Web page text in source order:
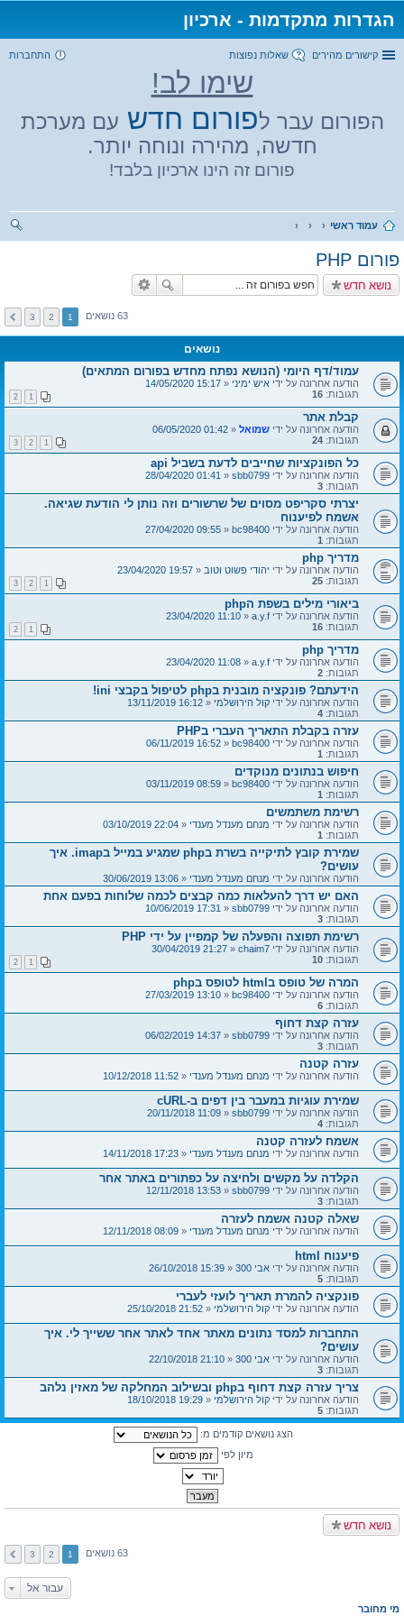
הגדרות מתקדמות - ארכיון
קישורים מהירים שאלות נפוצות התחברות
שימו לב!
הפורום עבר לפורום חדש עם מערכת
חדשה, מהירה ונוחה יותר.
פורום זה הינו ארכיון בלבד!
עמוד ראשי
פורום PHP
נושא חדש
63 נושאים 1
2
3
נושאים
עמוד/דף היומי (הנושא נפתח מחדש בפורום המתאים)
הודעה אחרונה על ידי איש ימיני «
15:17 14/05/2020
תגובות: 16
1
2
קבלת אתר
הודעה אחרונה על ידי שמואל «
01:42 06/05/2020
תגובות: 24
1
2
3
כל הפונקציות שחייבים לדעת בשביל api
הודעה אחרונה על ידי sbb0799
«
01:41 28/04/2020
תגובות: 3
יצרתי סקריפט מסוים של שרשורים וזה נותן לי הודעת שגיאה.
אשמח לפיענוח
הודעה אחרונה על ידי bc98400
«
09:55 27/04/2020
תגובות: 1
מדריך php
הודעה אחרונה על ידי יהודי פשוט וטוב «
19:57 23/04/2020
תגובות: 25
1
2
3
ביאורי מילים בשפת הphp
הודעה אחרונה על ידי a.y.f
«
11:10 23/04/2020
תגובות: 16
1
2
מדריך php
הודעה אחרונה על ידי a.y.f
«
11:08 23/04/2020
תגובות: 2
הידעתם? פונקציה מובנית בphp לטיפול בקבצי ini!
הודעה אחרונה על ידי קול הירושלמי «
16:12 13/11/2019
תגובות: 4
עזרה בקבלת התאריך העברי בPHP
הודעה אחרונה על ידי bc98400
«
16:52 06/11/2019
תגובות: 1
חיפוש בנתונים מנוקדים
הודעה אחרונה על ידי bc98400
«
08:59 03/11/2019
תגובות: 1
רשימת משתמשים
הודעה אחרונה על ידי מנחם מענדל מענדי «
22:04 03/10/2019
תגובות: 1
שמירת קובץ לתיקייה בשרת בphp שמגיע במייל בimap. איך
עושים?
הודעה אחרונה על ידי מנחם מענדל מענדי «
13:06 30/06/2019
האם יש דרך להעלאות כמה קבצים לכמה שלוחות בפעם אחת
הודעה אחרונה על ידי sbb0799
«
17:31 10/06/2019
תגובות: 3
רשימת תפוצה והפעלה של קמפיין על ידי PHP
הודעה אחרונה על ידי chaim7
«
21:27 30/04/2019
תגובות: 10
1
2
המרה של טופס בhtml לטופס בphp
הודעה אחרונה על ידי bc98400
«
13:10 27/03/2019
תגובות: 6
עזרה קצת דחוף
הודעה אחרונה על ידי sbb0799
«
14:37 06/02/2019
תגובות: 3
עזרה קטנה
הודעה אחרונה על ידי מנחם מענדל מענדי «
11:52 10/12/2018
שמירת עוגיות במעבר בין דפים ב-cURL
הודעה אחרונה על ידי sbb0799
«
11:09 20/11/2018
תגובות: 4
אשמח לעזרה קטנה
הודעה אחרונה על ידי מנחם מענדל מענדי «
17:23 14/11/2018
הקלדה על מקשים ולחיצה על כפתורים באתר אחר
הודעה אחרונה על ידי sbb0799
«
13:53 12/11/2018
תגובות: 3
שאלה קטנה אשמח לעזרה
הודעה אחרונה על ידי מנחם מענדל מענדי «
08:09 12/11/2018
פיענוח html
הודעה אחרונה על ידי אבי 300 «
15:39 26/10/2018
תגובות: 5
פונקציה להמרת תאריך לועזי לעברי
הודעה אחרונה על ידי קול הירושלמי «
21:52 25/10/2018
התחברות למסד נתונים מאתר אחד לאתר אחר ששייך לי. איך
עושים?
הודעה אחרונה על ידי אבי 300 «
21:10 22/10/2018
תגובות: 3
צריך עזרה קצת דחוף בphp ובשילוב המחלקה של מאזין נלהב
הודעה אחרונה על ידי קול הירושלמי «
19:29 18/10/2018
תגובות: 5
הצג נושאים קודמים מ:
מיון לפי
נושא חדש
63 נושאים 1
2
3
עבור אל
מי מחובר